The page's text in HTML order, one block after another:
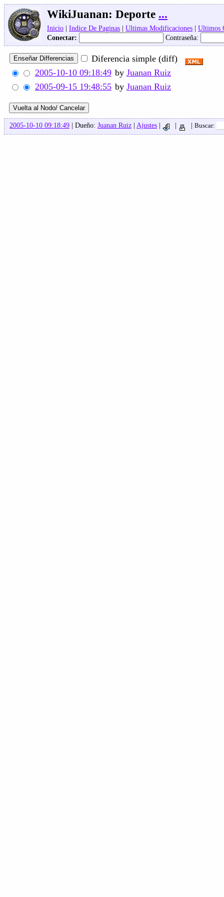
WikiJuanan: Deporte ...
Inicio | Indice De Paginas | Ultimas Modificaciones | Ultimos
Conectar:
Contraseña:
Diferencia simple (diff)
2005-10-10 09:18:49 by Juanan Ruiz
2005-09-15 19:48:55 by Juanan Ruiz
2005-10-10 09:18:49 | Dueño: Juanan Ruiz | Ajustes | | | Buscar: